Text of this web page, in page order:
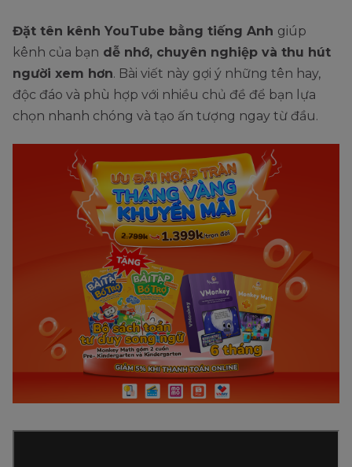
Đặt tên kênh YouTube bằng tiếng Anh giúp
kênh của bạn dễ nhớ, chuyên nghiệp và thu hút
người xem hơn. Bài viết này gợi ý những tên hay,
độc đáo và phù hợp với nhiều chủ đề để bạn lựa
chọn nhanh chóng và tạo ấn tượng ngay từ đầu.